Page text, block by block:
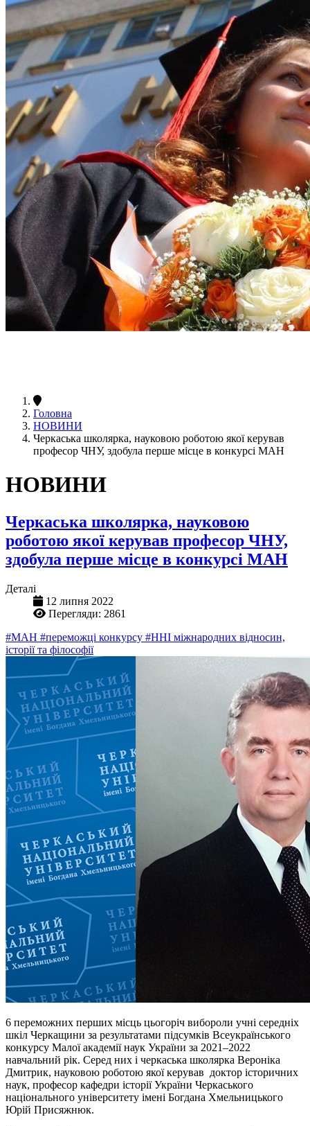
Головна
НОВИНИ
Черкаська школярка, науковою роботою якої керував
професор ЧНУ, здобула перше місце в конкурсі МАН
НОВИНИ
Черкаська школярка, науковою
роботою якої керував професор ЧНУ,
здобула перше місце в конкурсі МАН
Деталі
12 липня 2022
Перегляди: 2861
#МАН #переможці конкурсу #ННІ міжнародних відносин,
історії та філософії
6 переможних перших місць цьогоріч вибороли учні середніх
шкіл Черкащини за результатами підсумків Всеукраїнського
конкурсу Малої академії наук України за 2021–2022
навчальний рік. Серед них і черкаська школярка Вероніка
Дмитрик, науковою роботою якої керував доктор історичних
наук, професор кафедри історії України Черкаського
національного університету імені Богдана Хмельницького
Юрій Присяжнюк.